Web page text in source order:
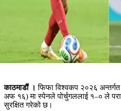
काठमाडौं । फिफा विश्वकप २०२६
अफ १६) मा स्पेनले पोर्चुगललाई १–० ले
सुरक्षित गरेको छ।